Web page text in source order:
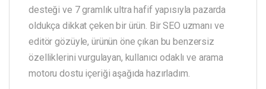
desteği ve 7 gramlık ultra hafif yapısıyla pazarda
oldukça dikkat çeken bir ürün. Bir SEO uzmanı ve
editör gözüyle, ürünün öne çıkan bu benzersiz
özelliklerini vurgulayan, kullanıcı odaklı ve arama
motoru dostu içeriği aşağıda hazırladım.